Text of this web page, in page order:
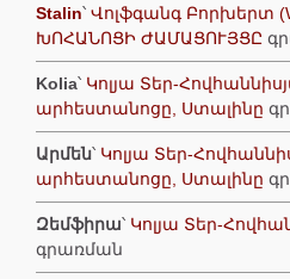
Stalin՝ Վոլֆգանգ Բորխերտ
ԽՈՀԱՆՈՑԻ ԺԱՄԱՑՈՒՅՑԸ
Kolia՝ Կոլյա Տեր-
արհեստանոցը, Ստալինը
Արմեն՝ Կոլյա Տեր-
արհեստանոցը, Ստալինը
Զեմֆիրա՝ Կոլյա Տեր-
գրառման